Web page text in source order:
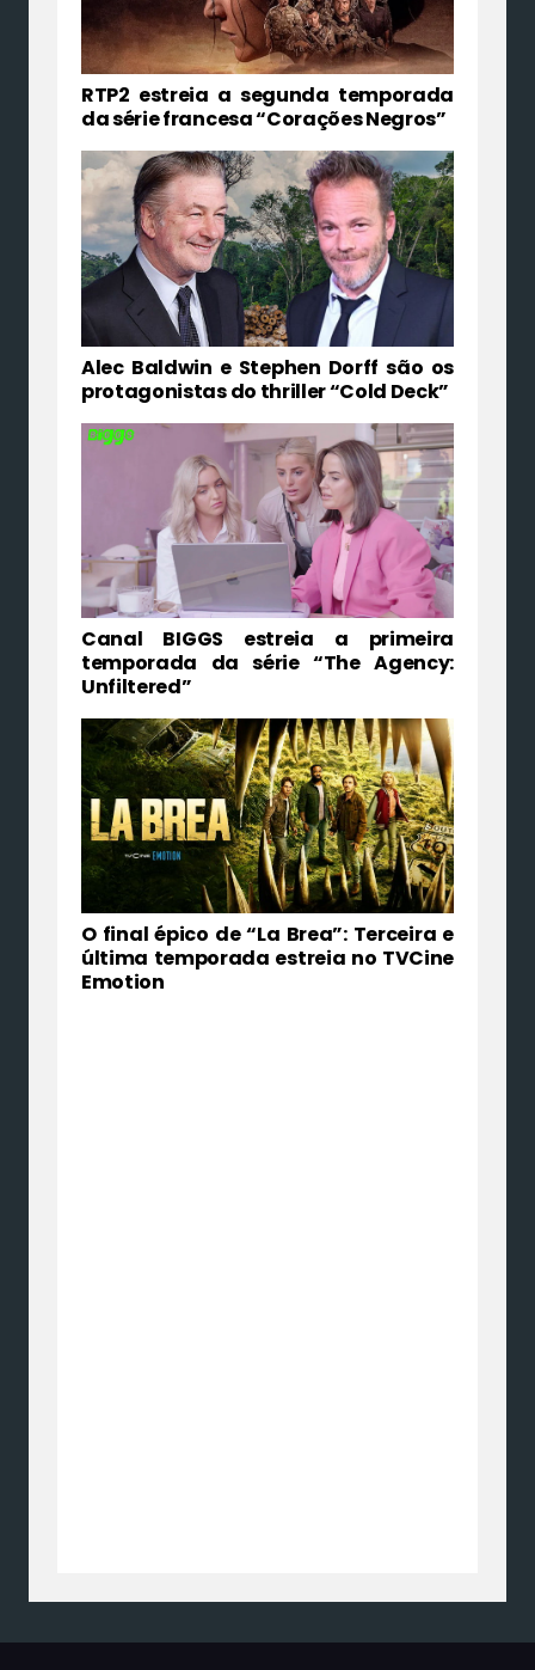
RTP2 estreia a segunda temporada
da série francesa “Corações Negros”
Alec Baldwin e Stephen Dorff são os
protagonistas do thriller “Cold Deck”
Canal BIGGS estreia a primeira
temporada da série “The Agency:
Unfiltered”
O final épico de “La Brea”: Terceira e
última temporada estreia no TVCine
Emotion